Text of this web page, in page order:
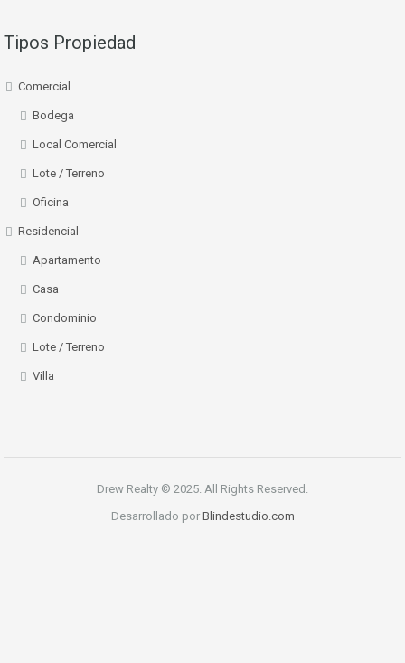
Tipos Propiedad
Comercial
Bodega
Local Comercial
Lote / Terreno
Oficina
Residencial
Apartamento
Casa
Condominio
Lote / Terreno
Villa
Drew Realty © 2025. All Rights Reserved.
Desarrollado por Blindestudio.com